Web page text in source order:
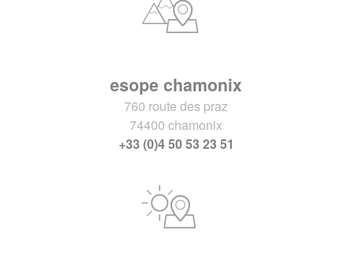
esope chamonix
760 route des praz
74400 chamonix
+33 (0)4 50 53 23 51